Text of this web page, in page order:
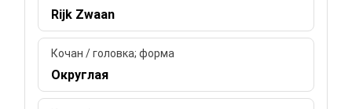
Rijk Zwaan
Кочан / головка; форма
Округлая